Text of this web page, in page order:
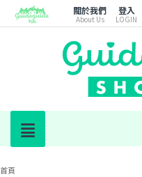
關於我們
About Us
登入
LOGIN
首頁